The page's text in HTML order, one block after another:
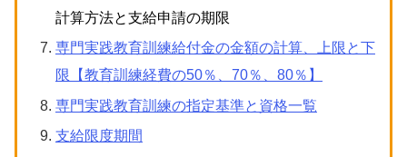
計算方法と支給申請の期限
専門実践教育訓練給付金の金額の計算、上限と下
限【教育訓練経費の50％、70％、80％】
専門実践教育訓練の指定基準と資格一覧
支給限度期間